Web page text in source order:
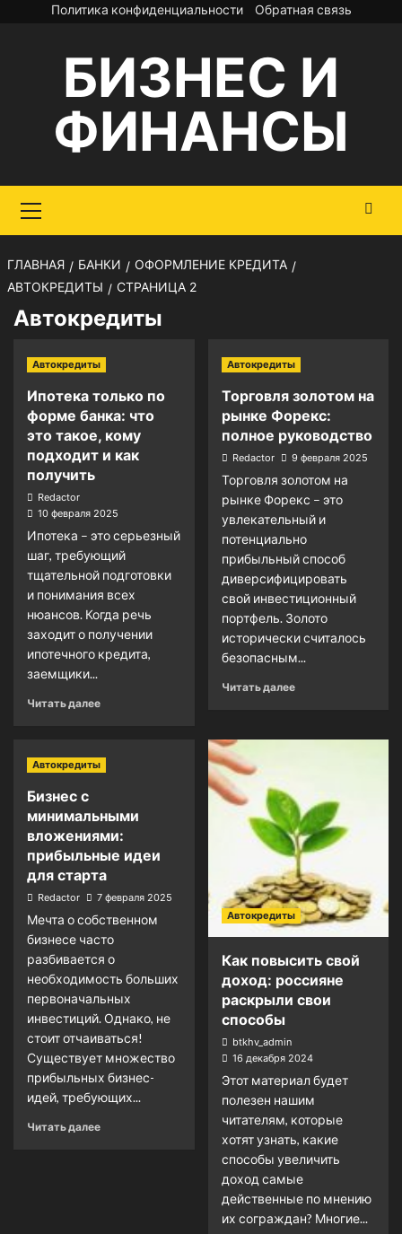
Перейти
содержимому
Политика конфиденциальности Обратная связь
БИЗНЕС И
ФИНАНСЫ
меню
ГЛАВНАЯ БАНКИ
ОФОРМЛЕНИЕ КРЕДИТА
АВТОКРЕДИТЫ
СТРАНИЦА 2
Автокредиты
Автокредиты
Ипотека только по
форме банка: что
это такое, кому
подходит и как
получить
Redactor
10 февраля 2025
Ипотека – это серьезный
шаг, требующий
тщательной подготовки
и понимания всех
нюансов. Когда речь
заходит о получении
ипотечного кредита,
заемщики...
Читать далее
Автокредиты
Торговля золотом на
рынке Форекс:
полное руководство
Redactor 9 февраля 2025
Торговля золотом на
рынке Форекс – это
увлекательный и
потенциально
прибыльный способ
диверсифицировать
свой инвестиционный
портфель. Золото
исторически считалось
безопасным...
Читать далее
Автокредиты
Бизнес с
минимальными
вложениями:
прибыльные идеи
для старта
Redactor 7 февраля 2025
Мечта о собственном
бизнесе часто
разбивается о
необходимость больших
первоначальных
инвестиций. Однако, не
стоит отчаиваться!
Существует множество
прибыльных бизнес-
идей, требующих...
Читать далее
Автокредиты
Как повысить свой
доход: россияне
раскрыли свои
способы
btkhv_admin
16 декабря 2024
Этот материал будет
полезен нашим
читателям, которые
хотят узнать, какие
способы увеличить
доход самые
действенные по мнению
их сограждан? Многие...